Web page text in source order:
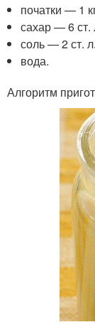
початки — 1
сахар — 6 ст.
соль — 2 ст.
вода.
Алгоритм